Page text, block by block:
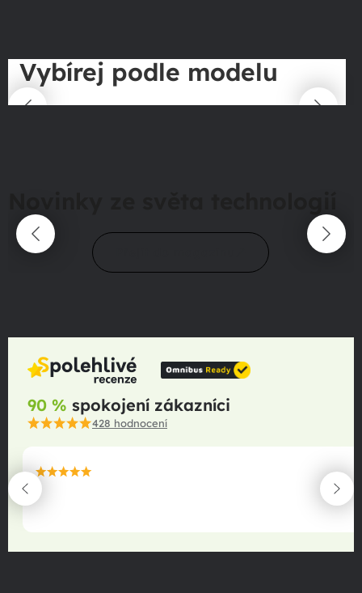
Vybírej podle modelu
90 % spokojení zákazníci
428 hodnocení
maximální spokojenost
22.06.2025